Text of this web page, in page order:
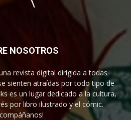
NOSOTROS
revista digital dirigida a todas
sienten atraídas por todo tipo de
es un lugar dedicado a la cultura,
por libro ilustrado y el cómic.